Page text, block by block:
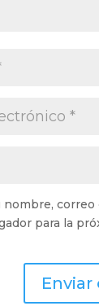
nombre,
para la